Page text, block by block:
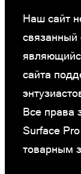
Наш сайт
связанный
сайта
Все права
Surface
товарным